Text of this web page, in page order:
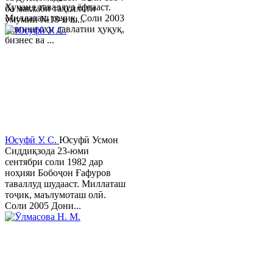
Хуҷанд таваллуд ёфтааст.
Миллаташ тоҷик. Соли 2003
Донишгоҳи давлатии ҳуқуқ,
бизнес ва ...
ба мактаби таҳсилоти
умумии №18-и ш...
Юсуфӣ У. C. Юсуфӣ Усмон
Сиддиқзода 23-юми
сентябри соли 1982 дар
ноҳияи Бобоҷон Ғафуров
таваллуд шудааст. Миллаташ
тоҷик, маълумоташ олӣ.
Соли 2005 Дони...